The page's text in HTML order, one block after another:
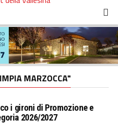
MARZOCCA"
i gironi di Promozione e
2026/2027